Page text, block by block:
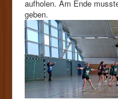
aufholen. Am Ende
geben.